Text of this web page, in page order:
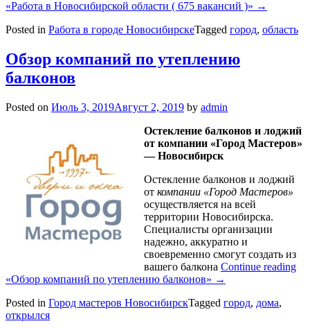
«Работа в Новосибирской области ( 675 вакансий )» →
Posted in Работа в городе НовосибирскеTagged город, область
Обзор компаний по утеплению
балконов
Posted on Июль 3, 2019Август 2, 2019 by admin
Остекление балконов и лоджий
от компании «Город Мастеров»
— Новосибирск
Остекление балконов и лоджий
от компании «Город Мастеров»
осуществляется на всей
территории Новосибирска.
Специалисты организации
надежно, аккуратно и
своевременно смогут создать из
вашего балкона Continue reading
«Обзор компаний по утеплению балконов» →
Posted in Город мастеров НовосибирскTagged город, дома,
открылся